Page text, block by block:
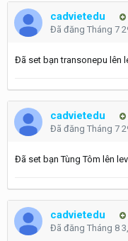
cadvietedu
Đã đăng Tháng 7
Đã set bạn transonepu lên
cadvietedu
Đã đăng Tháng 7
Đã set bạn Tùng Tôm lên
cadvietedu
Đã đăng Tháng 8